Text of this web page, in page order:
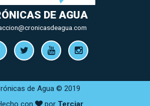
DE AGUA
de Agua © 2019
con
por Terciar